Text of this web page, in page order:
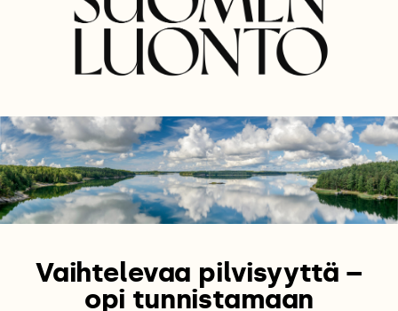
Vaihtelevaa pilvisyyttä –
opi tunnistamaan